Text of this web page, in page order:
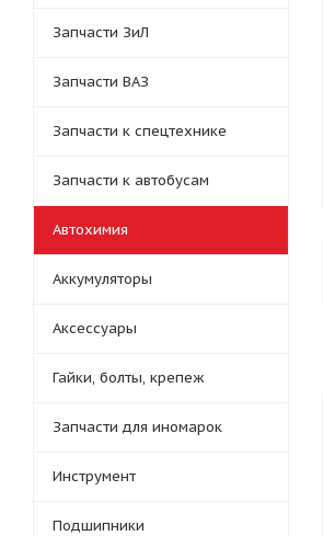
Запчасти ЗиЛ
Запчасти ВАЗ
Запчасти к спецтехнике
Запчасти к автобусам
Автохимия
Аккумуляторы
Аксессуары
Гайки, болты, крепеж
Запчасти для иномарок
Инструмент
Подшипники